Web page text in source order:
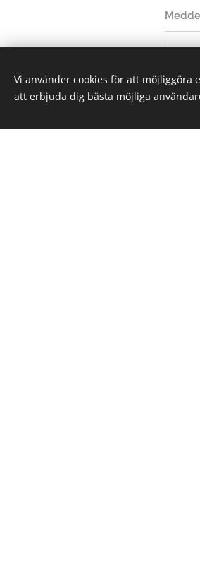
Vi använder cookies för att möjliggöra
att erbjuda dig bästa möjliga